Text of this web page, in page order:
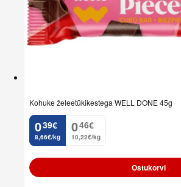
Kohuke želeetükikestega WELL DONE 45g
0
. 39€
8,66€/kg
0
. 46€
10,22€/kg
Ostukorvi